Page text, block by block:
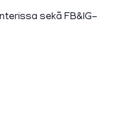
sekä FB&IG-